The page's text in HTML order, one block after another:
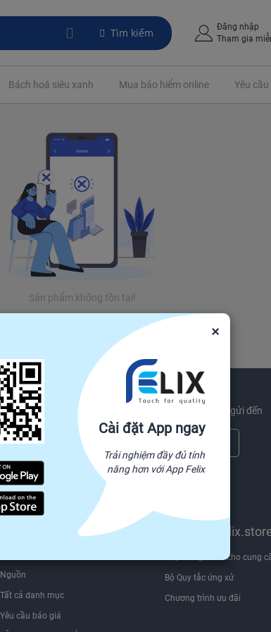
Tìm kiếm
Đăng nhập
Tham gia
Bách hoá siêu xanh Mua bảo hiểm online Yêu cầu
Sản phẩm không tồn tại!
mới nhất xu hướng và ngành công nghiệp tin tức gửi đến
bao giờ chia sẻ thông tin email của bạn cho bên thứ ba.
Tìm nguồn hàng trên
Nguồn
Tất cả danh mục
Yêu cầu báo giá
Bán trên
Hợp đồng dành cho cung
Bộ Quy tắc ứng xử
Chương trình ưu đãi
×
Cài đặt App ngay
Trải nghiệm đầy đủ tính
năng hơn với App Felix